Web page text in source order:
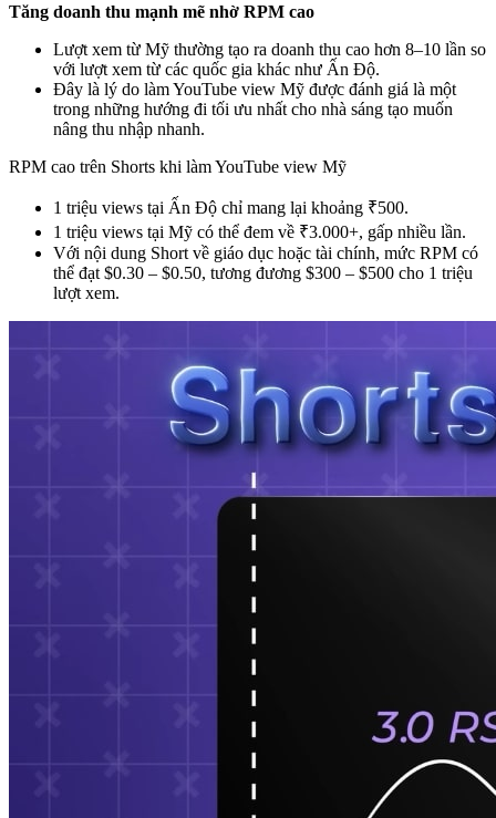
Tăng doanh thu mạnh mẽ nhờ RPM cao
Lượt xem từ Mỹ thường tạo ra doanh thu cao hơn 8–10 lần so
với lượt xem từ các quốc gia khác như Ấn Độ.
Đây là lý do làm YouTube view Mỹ được đánh giá là một
trong những hướng đi tối ưu nhất cho nhà sáng tạo muốn
nâng thu nhập nhanh.
RPM cao trên Shorts khi làm YouTube view Mỹ
1 triệu views tại Ấn Độ chỉ mang lại khoảng ₹500.
1 triệu views tại Mỹ có thể đem về ₹3.000+, gấp nhiều lần.
Với nội dung Short về giáo dục hoặc tài chính, mức RPM có
thể đạt $0.30 – $0.50, tương đương $300 – $500 cho 1 triệu
lượt xem.